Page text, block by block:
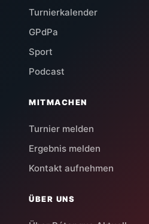
Turnierkalender
GPdPa
Sport
Podcast
MITMACHEN
Turnier melden
Ergebnis melden
Kontakt aufnehmen
ÜBER UNS